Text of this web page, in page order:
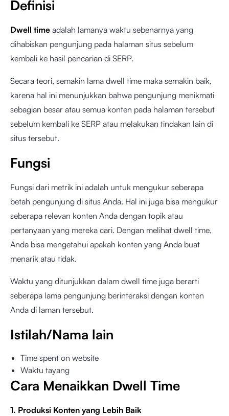
Definisi
Dwell time adalah lamanya waktu sebenarnya yang
dihabiskan pengunjung pada halaman situs sebelum
kembali ke hasil pencarian di SERP.
Secara teori, semakin lama dwell time maka semakin baik,
karena hal ini menunjukkan bahwa pengunjung menikmati
sebagian besar atau semua konten pada halaman tersebut
sebelum kembali ke SERP atau melakukan tindakan lain di
situs tersebut.
Fungsi
Fungsi dari metrik ini adalah untuk mengukur seberapa
betah pengunjung di situs Anda. Hal ini juga bisa mengukur
seberapa relevan konten Anda dengan topik atau
pertanyaan yang mereka cari. Dengan melihat dwell time,
Anda bisa mengetahui apakah konten yang Anda buat
menarik atau tidak.
Waktu yang ditunjukkan dalam dwell time juga berarti
seberapa lama pengunjung berinteraksi dengan konten
Anda di laman tersebut.
Istilah/Nama lain
Time spent on website
Waktu tayang
Cara Menaikkan Dwell Time
1. Produksi Konten yang Lebih Baik